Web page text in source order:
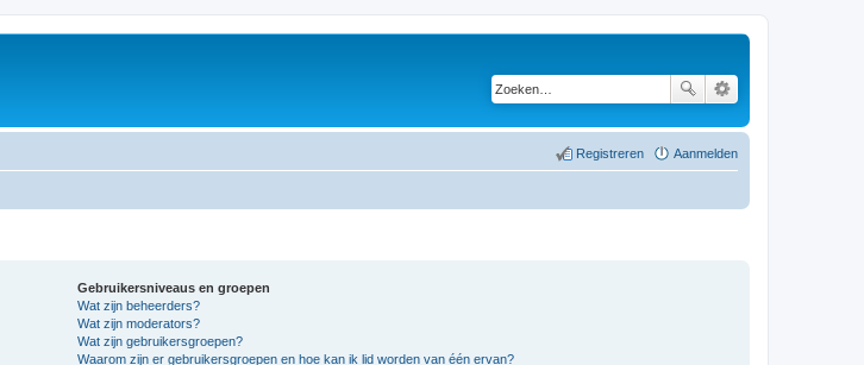
Aanmelden
Registreren
Gebruikersniveaus en groepen
Wat zijn beheerders?
Wat zijn moderators?
Wat zijn gebruikersgroepen?
Waarom zijn er gebruikersgroepen en hoe kan ik lid worden van één ervan?